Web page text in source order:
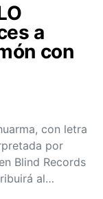
a
con
con letra
por
Blind Records
al…